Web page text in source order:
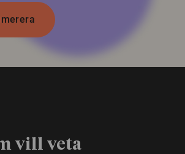
vill veta